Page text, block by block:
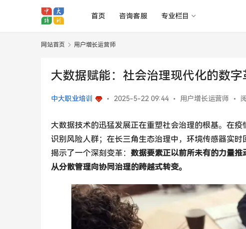
首页 咨询客服 专业栏目
网站首页 用户增长运营师
大数据赋能：社会治理现代化的数字
中大职业培训 • 2025-5-22 09:44 • 用户增长运营师 •
大数据技术的迅猛发展正在重塑社会治理的根基。在
识别风险人群；在长三角生态治理中，环境传感器实
揭示了一个深刻变革： 数据要素正以前所未有的力量推
从分散管理向协同治理的跨越式转变。